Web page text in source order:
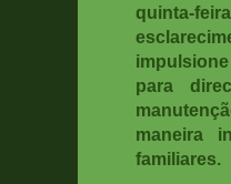
quinta-
para
maneira
familiares.